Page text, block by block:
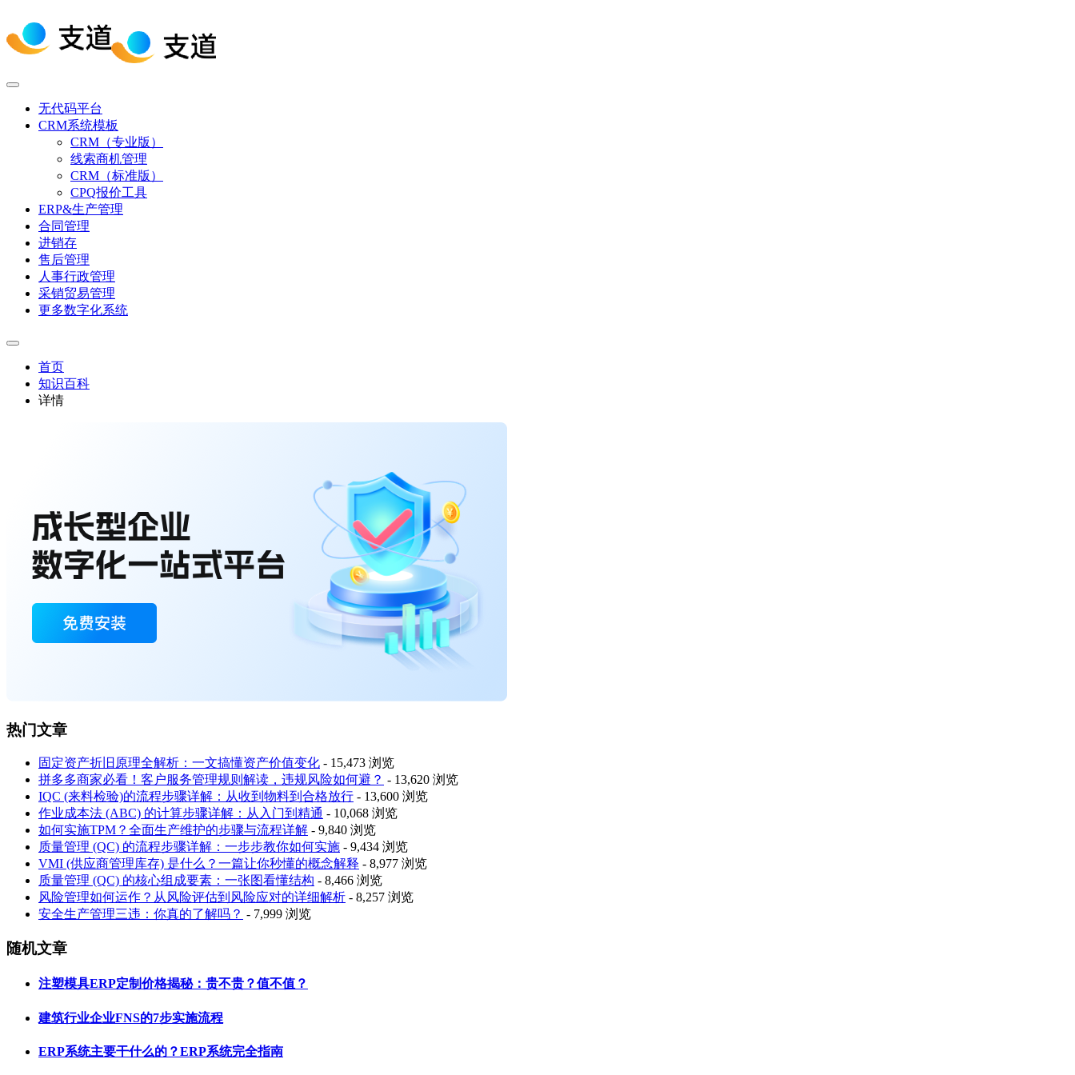
无代码平台
CRM系统模板
CRM（专业版）
线索商机管理
CRM（标准版）
CPQ报价工具
ERP&生产管理
合同管理
进销存
售后管理
人事行政管理
采销贸易管理
更多数字化系统
首页
知识百科
详情
热门文章
固定资产折旧原理全解析：一文搞懂资产价值变化 - 15,473 浏览
拼多多商家必看！客户服务管理规则解读，违规风险如何避？ - 13,620 浏览
IQC (来料检验)的流程步骤详解：从收到物料到合格放行 - 13,600 浏览
作业成本法 (ABC) 的计算步骤详解：从入门到精通 - 10,068 浏览
如何实施TPM？全面生产维护的步骤与流程详解 - 9,840 浏览
质量管理 (QC) 的流程步骤详解：一步步教你如何实施 - 9,434 浏览
VMI (供应商管理库存) 是什么？一篇让你秒懂的概念解释 - 8,977 浏览
质量管理 (QC) 的核心组成要素：一张图看懂结构 - 8,466 浏览
风险管理如何运作？从风险评估到风险应对的详细解析 - 8,257 浏览
安全生产管理三违：你真的了解吗？ - 7,999 浏览
随机文章
注塑模具ERP定制价格揭秘：贵不贵？值不值？
建筑行业企业FNS的7步实施流程
ERP系统主要干什么的？ERP系统完全指南